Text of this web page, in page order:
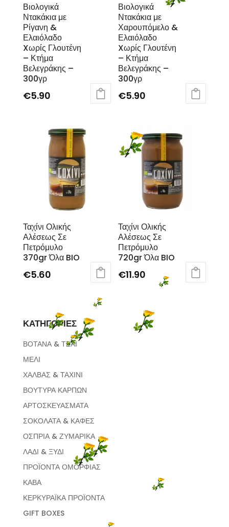
Βιολογικά
Ντακάκια με
Ρίγανη &
Ελαιόλαδο
Xωρίς Γλουτένη
– Κτήμα
Βελεγράκης –
300γρ
€5.90
Βιολογικά
Ντακάκια με
Χαρουπόμελο &
Ελαιόλαδο
Xωρίς Γλουτένη
– Κτήμα
Βελεγράκης –
300γρ
€5.90
Ταχίνι Ολικής
Αλέσεως Σε
Πετρόμυλο
370gr Όλα BIO
€5.60
Ταχίνι Ολικής
Αλέσεως Σε
Πετρόμυλο
720gr Όλα BIO
€11.90
ΚΑΤΗΓΟΡΙΕΣ
ΒΟΤΑΝΑ & ΤΣΑΙ
ΜΕΛΙ
ΧΑΛΒΑΣ & ΤΑΧΙΝΙ
ΒΟΥΤΥΡΑ ΚΑΡΠΩΝ
ΑΡΤΟΣΚΕΥΑΣΜΑΤΑ
ΣΟΚΟΛΑΤΑ & ΚΑΦΕΣ
ΟΣΠΡΙΑ & ΖΥΜΑΡΙΚΑ
ΛΑΔΙ & ΞΥΔΙ
ΠΡΟΪΟΝΤΑ ΟΜΟΡΦΙΑΣ
ΚΑΒΑ
ΚΕΡΚΥΡΑΪΚΑ ΠΡΟΪΟΝΤΑ
GIFT BOXES